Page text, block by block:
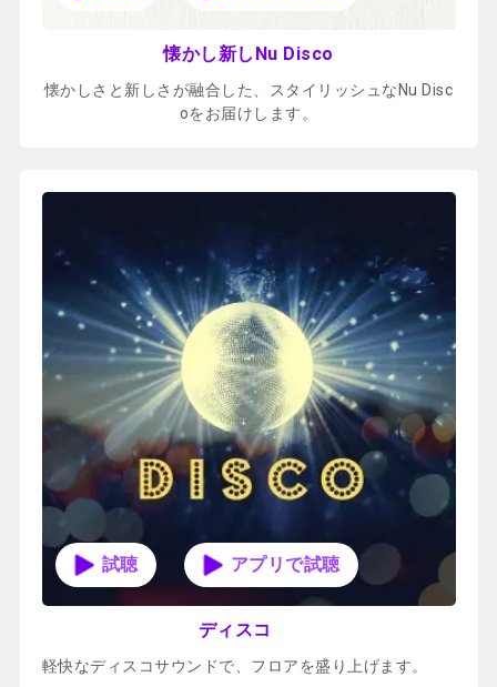
アプリで試聴
ディスコ
軽快なディスコサウンドで、フロアを盛り上げます。
懐かし新しNu Disco
懐かしさと新しさが融合した、スタイリッシュなNu Disc
oをお届けします。